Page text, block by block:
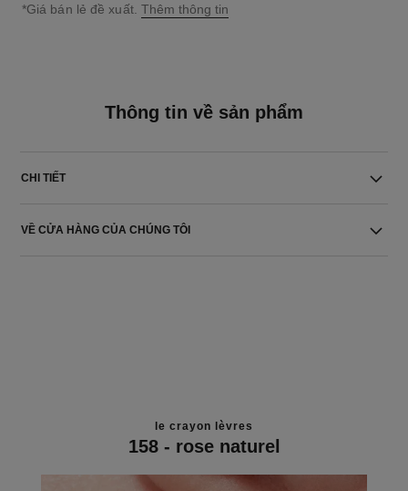
↩
*Giá bán lẻ đề xuất. Thêm thông tin
Thông tin về sản phẩm
CHI TIẾT
VỀ CỬA HÀNG CỦA CHÚNG TÔI
le crayon lèvres
158 - rose naturel